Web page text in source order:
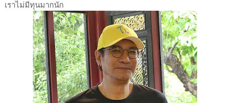
เราไม่มีทุนมากนัก